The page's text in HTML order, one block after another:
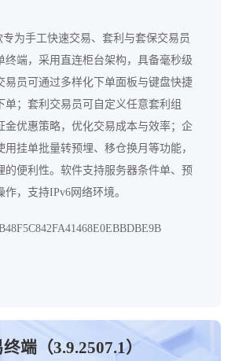
手工快速交易、套利与套保交易员
终端，采用直连柜台架构，具备毫秒级
易员可通过多样化下单面板与键盘快捷
单；套利交易员可自定义任意套利组
金优惠策略，优化交易成本与效率；企
用挂单批量转预埋、移仓换月等功能，
的便利性。软件支持服务器条件单、预
， 支持IPv6网络环境。
端（3.9.2507.1）